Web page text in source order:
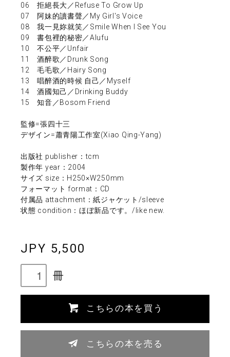
06 拒絕長大／Refuse To Grow Up
07 阿妹的讀書聲／My Girl's Voice
08 我一見妳就笑／Smile When I See You
09 書包裡的秘密／Alufu
10 不公平／Unfair
11 酒醉歌／Drunk Song
12 毛毛歌／Hairy Song
13 唱醉酒的時候 自己／Myself
14 酒國知己／Drinking Buddy
15 知音／Bosom Friend
監修=張四十三
デザイン=蕭青陽工作室(Xiao Qing-Yang)
出版社 publisher：tcm
製作年 year：2004
サイズ size：H250×W250mm
フォーマット format：CD
付属品 attachment：紙ジャケット/sleeve
状態 condition：ほぼ新品です。/like new.
JPY 5,500
冊
こちらの本を買う
こちらの本を売る